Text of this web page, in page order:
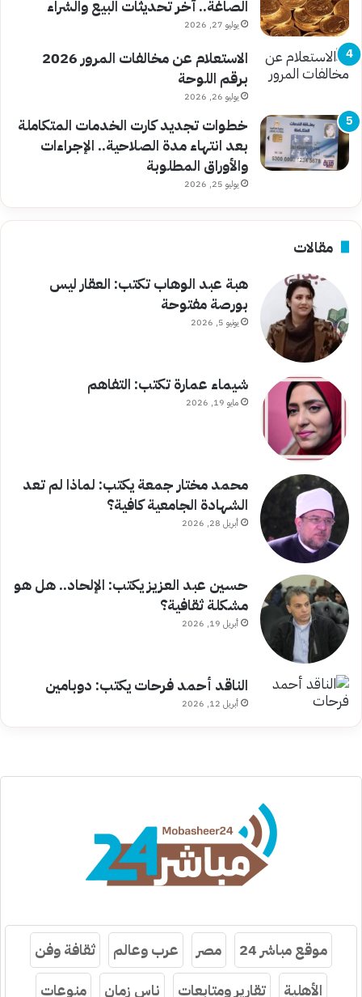
الصاغة.. آخر تحديثات البيع والشراء
يوليو 27, 2026
الاستعلام عن مخالفات المرور 2026
برقم اللوحة
يوليو 26, 2026
خطوات تجديد كارت الخدمات المتكاملة
بعد انتهاء مدة الصلاحية.. الإجراءات
والأوراق المطلوبة
يوليو 25, 2026
مقالات
هبة عبد الوهاب تكتب: العقار ليس
بورصة مفتوحة
يونيو 5, 2026
شيماء عمارة تكتب: التفاهم
مايو 19, 2026
محمد مختار جمعة يكتب: لماذا لم تعد
الشهادة الجامعية كافية؟
أبريل 28, 2026
حسين عبد العزيز يكتب: الإلحاد.. هل هو
مشكلة ثقافية؟
أبريل 19, 2026
الناقد أحمد فرحات يكتب: دوبامين
أبريل 12, 2026
موقع مباشر 24 مصر عرب وعالم
ثقافة وفن
الأهلية
تقارير ومتابعات ناس زمان منوعات